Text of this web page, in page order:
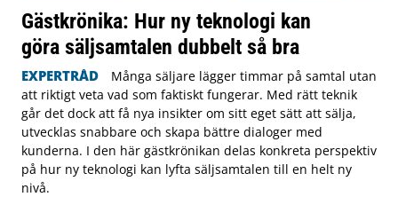
Gästkrönika: Hur ny teknologi kan
göra säljsamtalen dubbelt så bra
EXPERTRÅD
Många säljare lägger timmar på samtal utan
att riktigt veta vad som faktiskt fungerar. Med rätt teknik
går det dock att få nya insikter om sitt eget sätt att sälja,
utvecklas snabbare och skapa bättre dialoger med
kunderna. I den här gästkrönikan delas konkreta perspektiv
på hur ny teknologi kan lyfta säljsamtalen till en helt ny
nivå.